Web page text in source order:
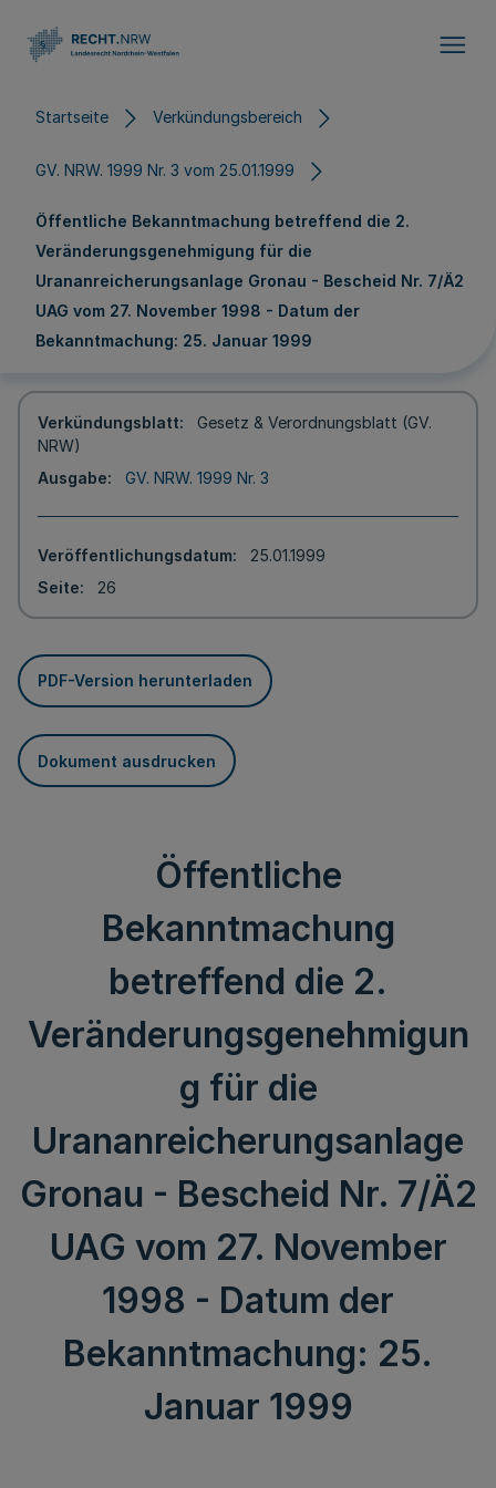
Startseite Verkündungsbereich
GV. NRW. 1999 Nr. 3 vom 25.01.1999
Öffentliche Bekanntmachung betreffend die 2.
Veränderungsgenehmigung für die
Urananreicherungsanlage Gronau - Bescheid Nr. 7/Ä2
UAG vom 27. November 1998 - Datum der
Bekanntmachung: 25. Januar 1999
Verkündungsblatt
Gesetz & Verordnungsblatt (GV.
NRW)
Ausgabe
GV. NRW. 1999 Nr. 3
Veröffentlichungsdatum
25.01.1999
Seite
26
PDF-Version herunterladen
Dokument ausdrucken
Öffentliche
Bekanntmachung
betreffend die 2.
Veränderungsgenehmigun
g für die
Urananreicherungsanlage
Gronau - Bescheid Nr. 7/Ä2
UAG vom 27. November
1998 - Datum der
Bekanntmachung: 25.
Januar 1999